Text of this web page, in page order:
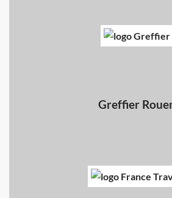
Greffier